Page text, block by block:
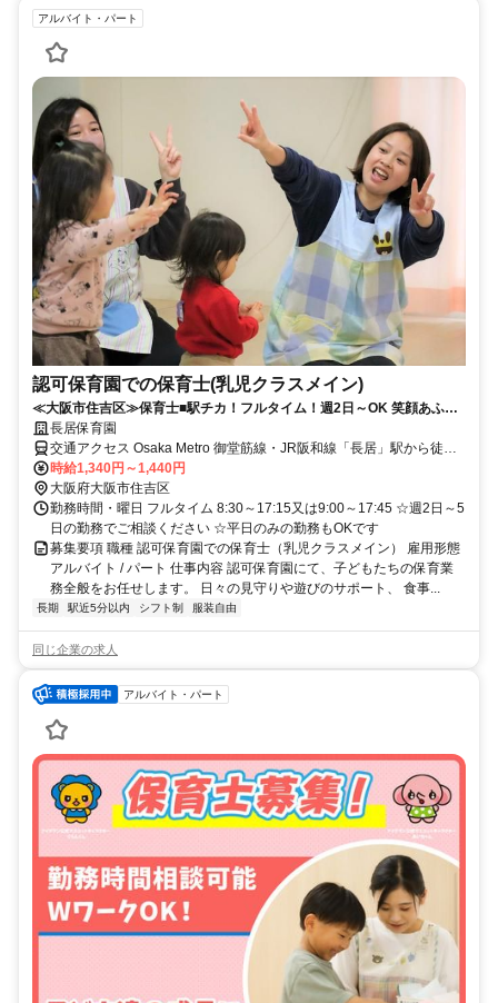
アルバイト・パート
認可保育園での保育士(乳児クラスメイン)
≪大阪市住吉区≫保育士■駅チカ！フルタイム！週2日～OK 笑顔あふれ
る認可保育園
長居保育園
交通アクセス Osaka Metro 御堂筋線・JR阪和線「長居」駅から徒歩2
～5分
時給1,340円～1,440円
大阪府大阪市住吉区
勤務時間・曜日 フルタイム 8:30～17:15又は9:00～17:45 ☆週2日～5
日の勤務でご相談ください ☆平日のみの勤務もOKです
募集要項 職種 認可保育園での保育士（乳児クラスメイン） 雇用形態
アルバイト / パート 仕事内容 認可保育園にて、子どもたちの保育業
務全般をお任せします。 日々の見守りや遊びのサポート、 食事...
長期 駅近5分以内 シフト制 服装自由
同じ企業の求人
アルバイト・パート